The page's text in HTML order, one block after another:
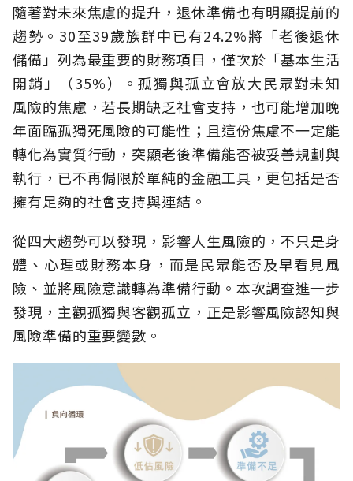
隨著對未來焦慮的提升，退休準備也有明顯提前的
趨勢。30至39歲族群中已有24.2%將「老後退休
儲備」列為最重要的財務項目，僅次於「基本生活
開銷」（35%）。孤獨與孤立會放大民眾對未知
風險的焦慮，若長期缺乏社會支持，也可能增加晚
年面臨孤獨死風險的可能性；且這份焦慮不一定能
轉化為實質行動，突顯老後準備能否被妥善規劃與
執行，已不再侷限於單純的金融工具，更包括是否
擁有足夠的社會支持與連結。
從四大趨勢可以發現，影響人生風險的，不只是身
體、心理或財務本身，而是民眾能否及早看見風
險、並將風險意識轉為準備行動。本次調查進一步
發現，主觀孤獨與客觀孤立，正是影響風險認知與
風險準備的重要變數。